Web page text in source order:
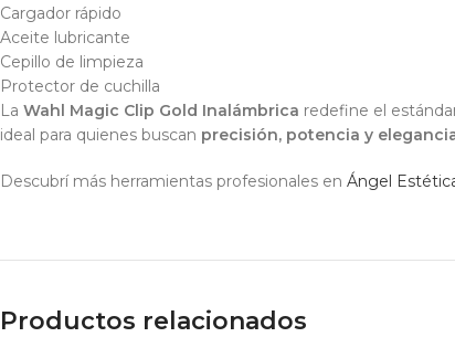
Cargador rápido
Aceite lubricante
Cepillo de limpieza
Protector de cuchilla
La Wahl Magic Clip Gold Inalámbrica redefine el
ideal para quienes buscan precisión, potencia y
Descubrí más herramientas profesionales en Ángel
Productos relacionados